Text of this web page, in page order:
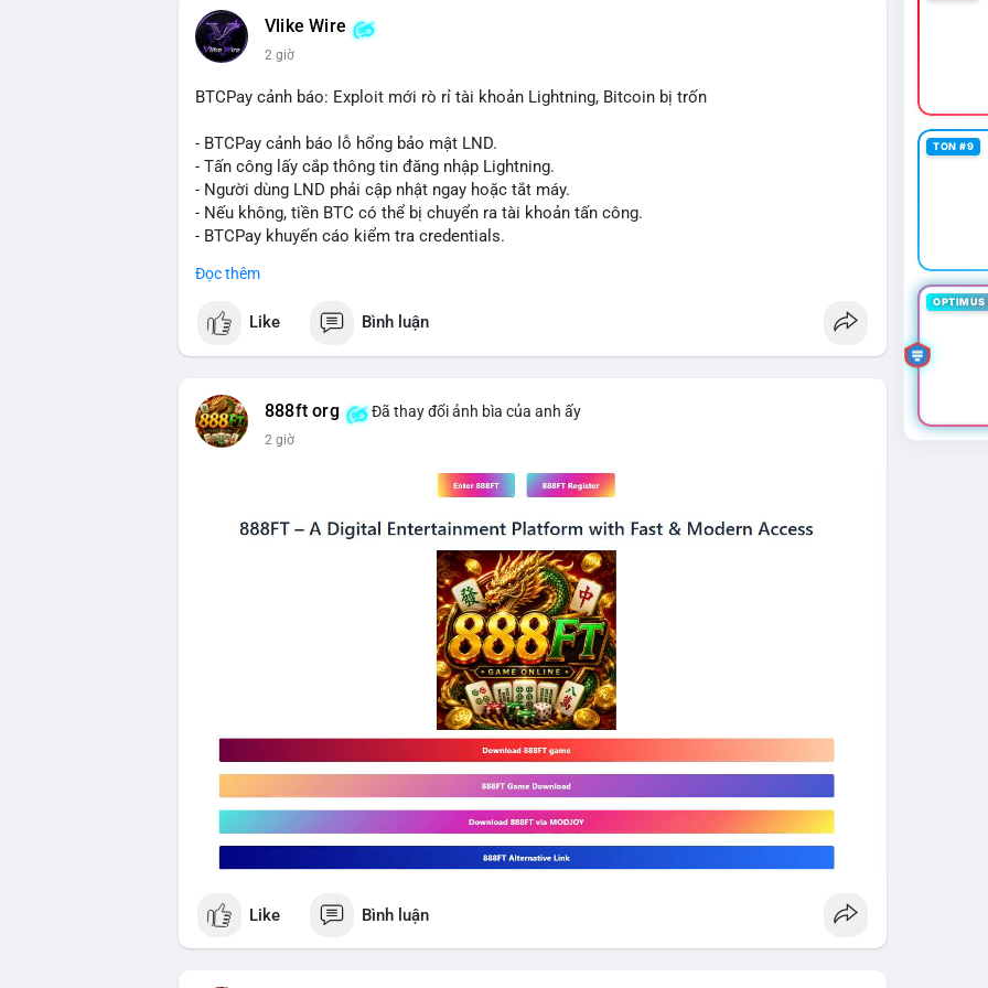
quyết định áp lực cung ngắn hạn lên thị trường. Tâm lý nhà đầu tư có thể dao động nhẹ khi
xuất hiện dòng tiền lớn, nhưng chưa đủ để tạo biến động giá mạnh nếu không có thêm các
lệnh chuyển tiếp theo.
Lời khuyên:
định xu hướng rõ ràng hơn. Tránh hành động vội vàng dựa trên một giao dịch đơn lẻ, hãy kết
hợp với khối lượng giao dịch chung và biểu đồ giá để đưa ra quyết định hợp lý.
#289btc #chuyenvilon #giaodichchuaxacnhan #biendongcung
Vlike Wire
2 giờ
BTCPay cảnh báo: Exploit mới rò rỉ tài khoản Lightning, Bitcoin bị trốn
- BTCPay cảnh báo lỗ hổng bảo mật LND.
- Tấn công lấy cắp thông tin đăng nhập Lightning.
- Người dùng LND phải cập nhật ngay hoặc tắt máy.
- Nếu không, tiền BTC có thể bị chuyển ra tài khoản tấn công.
- BTCPay khuyến cáo kiểm tra credentials.
#binancesquare
$btc
📰 Nguồn: CoinDesk
Đọc thêm
Like Bình luận
888ft org Đã thay đổi ảnh bìa của anh ấy
2 giờ
Like Bình luận
TON #9
OPTIMUS